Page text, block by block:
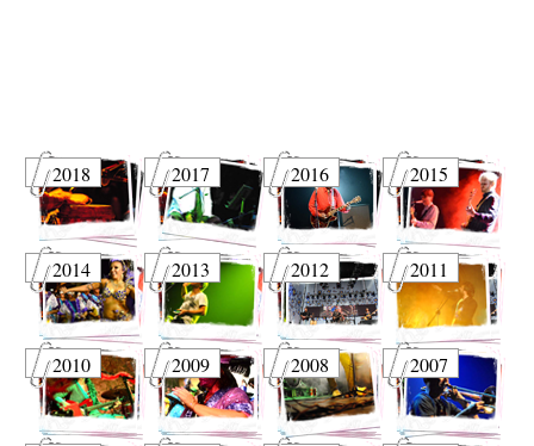
2018 2017 2016 2015
2014 2013 2012 2011
2010 2009 2008 2007